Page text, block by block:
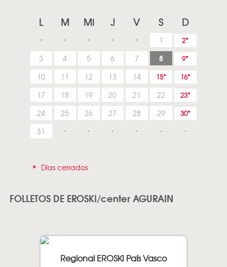
L M Mi J V S D
1 2
3 4 5 6 7 8 9
10 11 12 13 14 15 16
17 18 19 20 21 22 23
24 25 26 27 28 29 30
31
* Días cerrados
FOLLETOS DE EROSKI/center AGURAIN
Regional EROSKI País Vasco